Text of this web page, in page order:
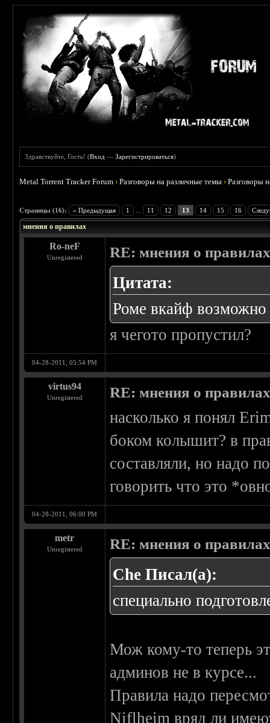
Здравствуйте, Гость! (Вход —Зарегистрироваться)
Metal Torrent Tracker Forum ›Разговоры на различные темы ›Разговоры
Страницы (16): « Предыдущая 1 11 12 13 14 15 16
мнения о правилах
Ro-neF
Unregistered RE: мнения о
Цитата:
Роме вкайф возможно
я чегото пропустил?
04-28-2011, 05:54 PM
virtus94
Unregistered RE: мнения о
насколько я понял
боком колышит? в
составляли, но надо
говорить что это
04-28-2011, 06:00 PM
metr
Unregistered RE: мнения о
Che Писал(а):
специально
Мож кому-то теперь
админов не в курсе...
Правила надо
Niflheim вряд ли